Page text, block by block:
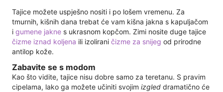
Tajice možete uspješno nositi i po lošem vremenu. Za
tmurnih, kišnih dana trebat će vam kišna jakna s kapuljačom
i gumene jakne s ukrasnom kopčom. Zimi nosite duge tajice
čizme iznad koljena ili izolirani čizme za snijeg od prirodne
antilop kože.
Zabavite se s modom
Kao što vidite, tajice nisu dobre samo za teretanu. S pravim
cipelama, lako ga možete učiniti svojim izgled dramatično će